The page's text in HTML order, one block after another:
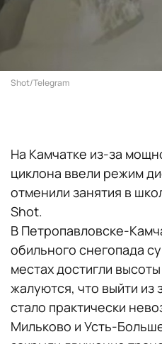
Shot/Telegram
На Камчатке из-за
циклона ввели режим
отменили занятия в
Shot.
В Петропавловске-
обильного снегопада
местах достигли
жалуются, что выйти из
стало практически
Мильково и Усть-